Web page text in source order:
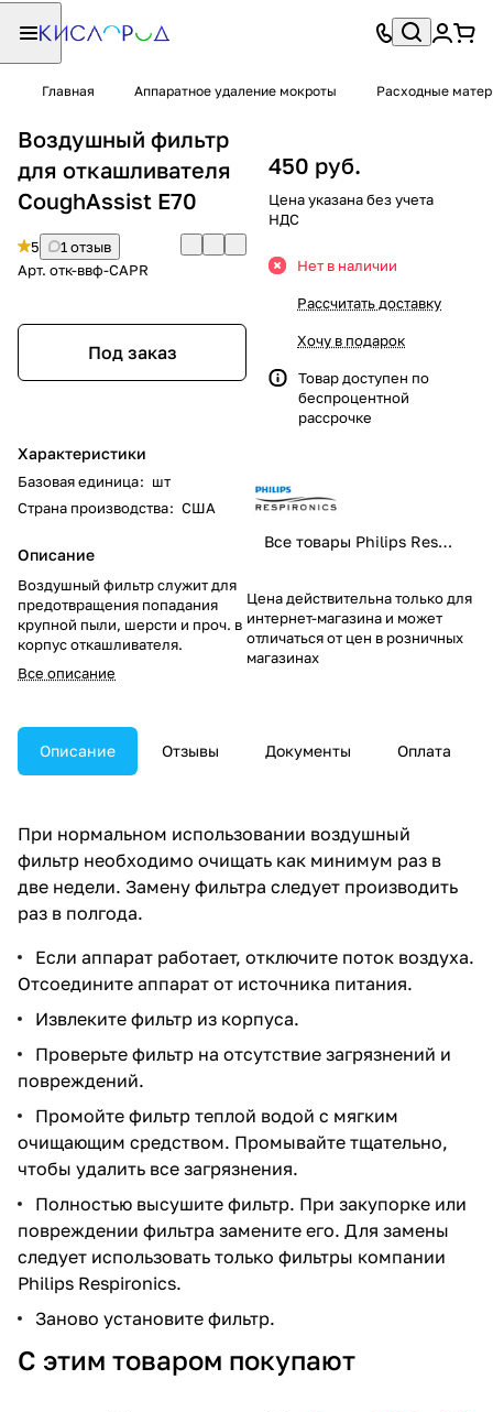
Главная Аппаратное удаление мокроты Расходные
Воздушный фильтр
для откашливателя
CoughAssist E70
5
1 отзыв
Арт. отк-ввф-CAPR
Под заказ
Характеристики
Базовая единица: шт
Страна производства: США
Описание
Воздушный фильтр служит для
предотвращения попадания
крупной пыли, шерсти и проч. в
корпус откашливателя.
Все описание
450 руб.
Цена указана без учета
НДС
Нет в наличии
Рассчитать доставку
Хочу в подарок
Товар доступен по
беспроцентной
рассрочке
Все товары Philips Respironics
Цена действительна только для
интернет-магазина и может
отличаться от цен в розничных
магазинах
Описание Отзывы Документы Оплата
При нормальном использовании воздушный
фильтр необходимо очищать как минимум раз в
две недели. Замену фильтра следует производить
раз в полгода.
Если аппарат работает, отключите поток воздуха.
Отсоедините аппарат от источника питания.
Извлеките фильтр из корпуса.
Проверьте фильтр на отсутствие загрязнений и
повреждений.
Промойте фильтр теплой водой с мягким
очищающим средством. Промывайте тщательно,
чтобы удалить все загрязнения.
Полностью высушите фильтр. При закупорке или
повреждении фильтра замените его. Для замены
следует использовать только фильтры компании
Philips Respironics.
Заново установите фильтр.
С этим товаром покупают